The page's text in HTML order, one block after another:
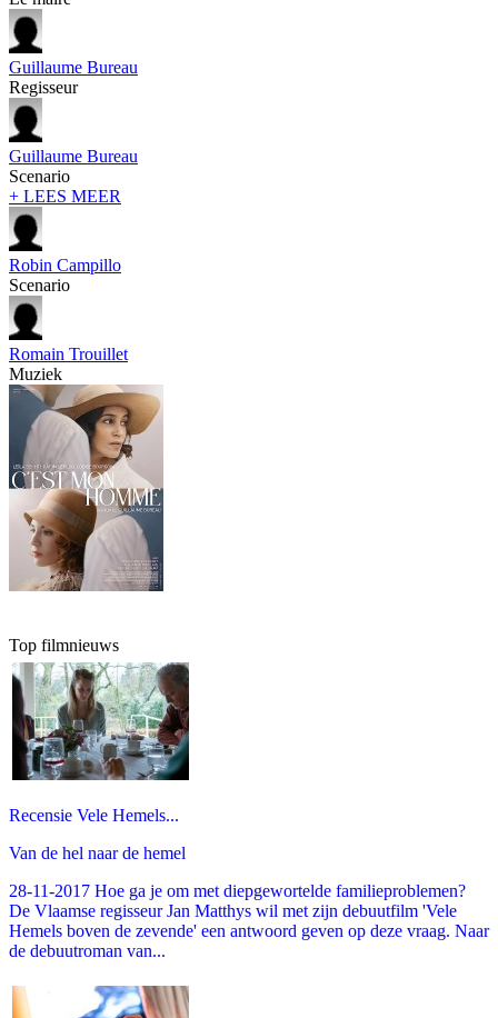
Guillaume Bureau
Regisseur
Guillaume Bureau
Scenario
+ LEES MEER
Robin Campillo
Scenario
Romain Trouillet
Muziek
Top filmnieuws
Recensie Vele Hemels...
Van de hel naar de hemel
28-11-2017 Hoe ga je om met diepgewortelde familieproblemen?
De Vlaamse regisseur Jan Matthys wil met zijn debuutfilm 'Vele
Hemels boven de zevende' een antwoord geven op deze vraag. Naar
de debuutroman van...